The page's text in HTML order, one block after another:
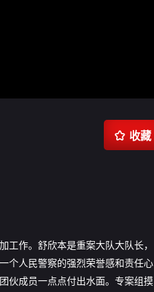
 收藏
作。舒欣本是重案大队大队长，
个人民警察的强烈荣誉感和责任心
伙成员一点点付出水面。专案组摸